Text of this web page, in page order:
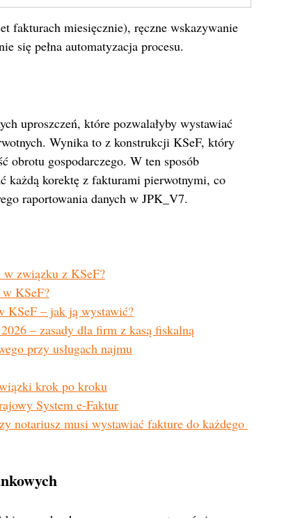
fakturach miesięcznie), ręczne wskazywanie
się pełna automatyzacja procesu.
uproszczeń, które pozwalałyby wystawiać
Wynika to z konstrukcji KSeF, który
obrotu gospodarczego. W ten sposób
każdą korektę z fakturami pierwotnymi, co
raportowania danych w JPK_V7.
w związku z KSeF?
KSeF?
KSeF – jak ją wystawić?
– zasady dla firm z kasą fiskalną
przy usługach najmu
krok po kroku
System e-Faktur
notariusz musi wystawiać fakture do każdego